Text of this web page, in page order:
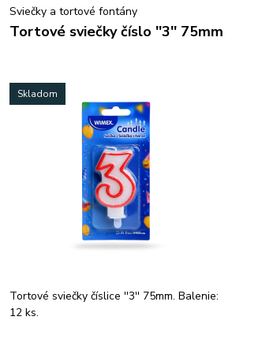
Sviečky a tortové fontány
Tortové sviečky číslo ''3'' 75mm
Skladom
Tortové sviečky číslice ''3'' 75mm. Balenie:
12 ks.